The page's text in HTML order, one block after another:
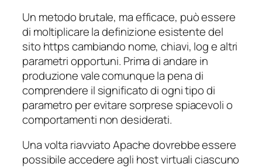
Un metodo brutale, ma efficace, può essere
di moltiplicare la definizione esistente del
sito https cambiando nome, chiavi, log e altri
parametri opportuni. Prima di andare in
produzione vale comunque la pena di
comprendere il significato di ogni tipo di
parametro per evitare sorprese spiacevoli o
comportamenti non desiderati.
Una volta riavviato Apache dovrebbe essere
possibile accedere agli host virtuali ciascuno